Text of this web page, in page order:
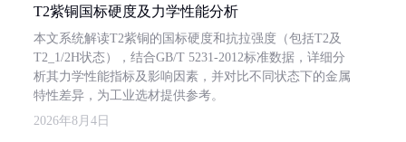
T2紫铜国标硬度及力学性能分析
本文系统解读T2紫铜的国标硬度和抗拉强度（包括T2及
T2_1/2H状态），结合GB/T 5231-2012标准数据，详细分
析其力学性能指标及影响因素，并对比不同状态下的金属
特性差异，为工业选材提供参考。
2026年8月4日